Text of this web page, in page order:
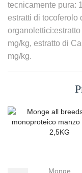
tecnicamente pura:
estratti di tocoferolo
mg/kg, estratto di
mg/kg.
Monge